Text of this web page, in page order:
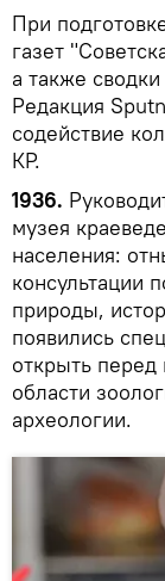
При
газет
а также
Редакция
содействие
КР.
1936.
музея
населения:
консультации
природы,
появились
открыть
области
археологии.